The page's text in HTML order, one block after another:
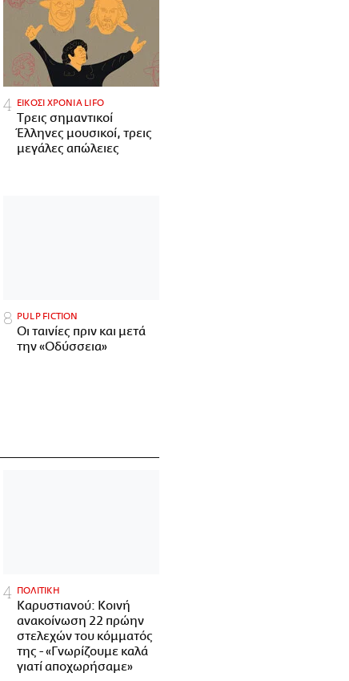
ΕΙΚΟΣΙ ΧΡΟΝΙΑ LIFO
Tρεις σημαντικοί
Έλληνες μουσικοί, τρεις
μεγάλες απώλειες
PULP FICTION
Οι ταινίες πριν και μετά
την «Οδύσσεια»
ΠΟΛΙΤΙΚΗ
Καρυστιανού: Κοινή
ανακοίνωση 22 πρώην
στελεχών του κόμματός
της - «Γνωρίζουμε καλά
γιατί αποχωρήσαμε»